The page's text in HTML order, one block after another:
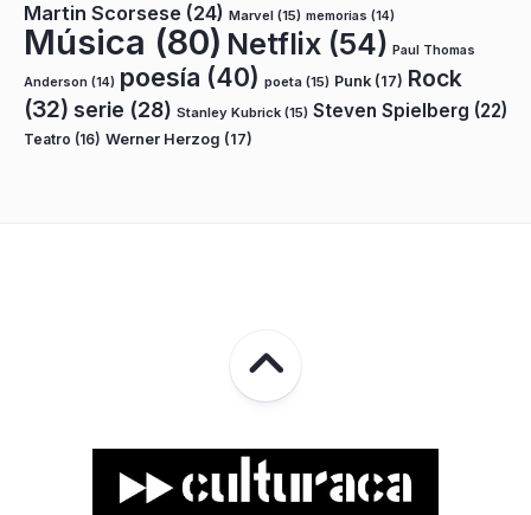
Martin Scorsese (24) Marvel (15) memorias (14)
Música (80) Netflix (54) Paul Thomas
Anderson (14) poesía (40) poeta (15) Punk (17) Rock
(32) serie (28) Stanley Kubrick (15) Steven Spielberg (22)
Teatro (16) Werner Herzog (17)